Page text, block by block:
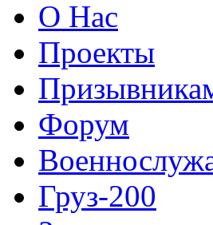
О Нас
Проекты
Форум
Груз-200